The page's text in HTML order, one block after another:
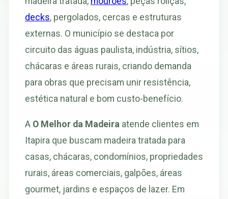
decks, pergolados, cercas e estruturas
externas. O município se destaca por
circuito das águas paulista, indústria, sítios,
chácaras e áreas rurais, criando demanda
para obras que precisam unir resistência,
estética natural e bom custo-benefício.
A O Melhor da Madeira atende clientes em
Itapira que buscam madeira tratada para
casas, chácaras, condomínios, propriedades
rurais, áreas comerciais, galpões, áreas
gourmet, jardins e espaços de lazer. Em